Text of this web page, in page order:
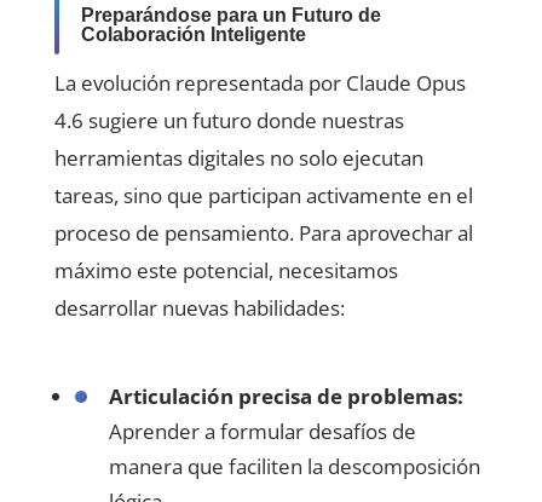
Preparándose para un Futuro de
Colaboración Inteligente
La evolución representada por Claude Opus
4.6 sugiere un futuro donde nuestras
herramientas digitales no solo ejecutan
tareas, sino que participan activamente en el
proceso de pensamiento. Para aprovechar al
máximo este potencial, necesitamos
desarrollar nuevas habilidades:
Articulación precisa de problemas:
Aprender a formular desafíos de
manera que faciliten la descomposición